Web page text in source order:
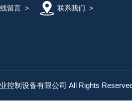
留言> 联系我们 >
控制设备有限公司 All Rights